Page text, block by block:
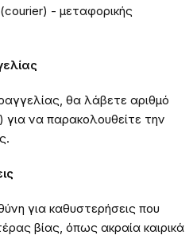
- μεταφορικής
θα λάβετε αριθμό
να παρακολουθείτε την
για καθυστερήσεις που
βίας, όπως ακραία καιρικά